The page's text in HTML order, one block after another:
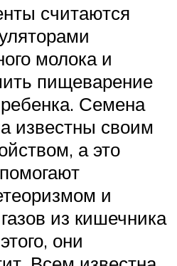
считаются
молока и
пищеварение
Семена
известны своим
а это
и
из кишечника
они